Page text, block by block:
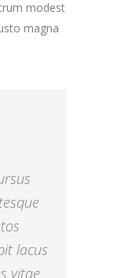
modest
magna
lacus
vitae